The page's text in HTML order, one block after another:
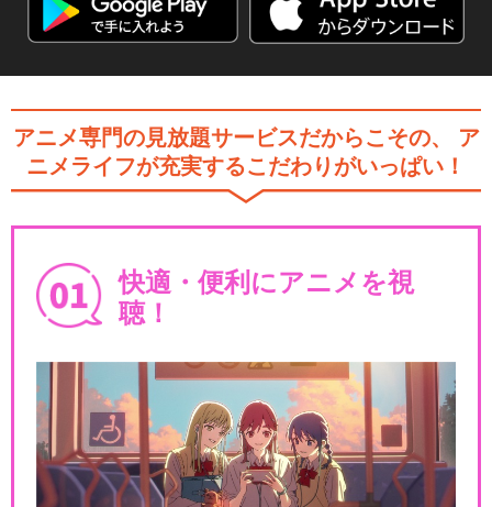
アニメ専門の見放題サービスだからこその、
ア
ニメライフが充実するこだわりがいっぱい！
快適・便利にアニメを視
聴！